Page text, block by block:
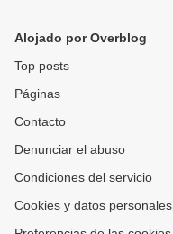
Alojado por Overblog
Top posts
Páginas
Contacto
Denunciar el abuso
Condiciones del servicio
Cookies y datos personales